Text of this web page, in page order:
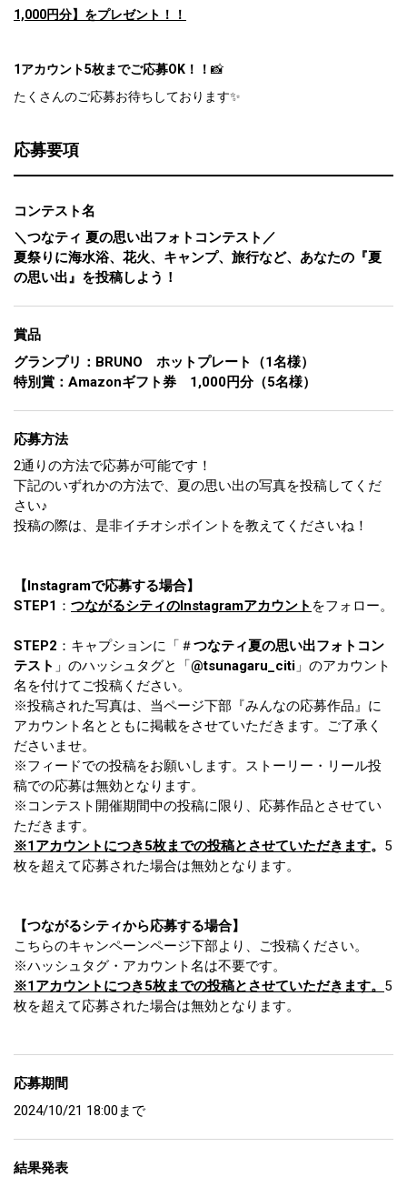
1,000円分】をプレゼント！！
1アカウント5枚までご応募OK！！ 📸
たくさんのご応募お待ちしております✨
応募要項
コンテスト名
＼つなティ 夏の思い出フォトコンテスト／
夏祭りに海水浴、花火、キャンプ、旅行など、あなたの『夏
の思い出』を投稿しよう！
賞品
グランプリ：BRUNO ホットプレート（1名様）
特別賞：Amazonギフト券 1,000円分（5名様）
応募方法
2通りの方法で応募が可能です！
下記のいずれかの方法で、夏の思い出の写真を投稿してくだ
さい♪
投稿の際は、是非イチオシポイントを教えてくださいね！
【Instagramで応募する場合】
STEP1 ： つながるシティのInstagramアカウント をフォロー。
STEP2 ：キャプションに「＃つなティ夏の思い出フォトコン
テスト 」のハッシュタグと「 @tsunagaru_citi 」のアカウント
名を付けてご投稿ください。
※投稿された写真は、当ページ下部『みんなの応募作品』に
アカウント名とともに掲載をさせていただきます。ご了承く
ださいませ。
※フィードでの投稿をお願いします。ストーリー・リール投
稿での応募は無効となります。
※コンテスト開催期間中の投稿に限り、応募作品とさせてい
ただきます。
※1アカウントにつき5枚までの投稿とさせていただきます。 5
枚を超えて応募された場合は無効となります。
【つながるシティから応募する場合】
こちらのキャンペーンページ下部より、ご投稿ください。
※ハッシュタグ・アカウント名は不要です。
※1アカウントにつき5枚までの投稿とさせていただきます。 5
枚を超えて応募された場合は無効となります。
応募期間
2024/10/21 18:00まで
結果発表